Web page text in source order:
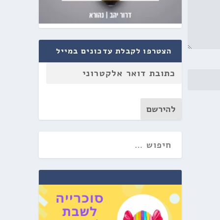
הצטרפו לקבלת עדכונים במייל
להירשם